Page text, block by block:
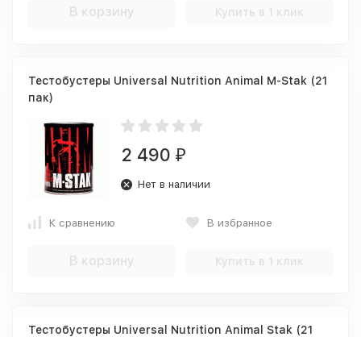
В корзину Купить в 1 клик
Тестобустеры Universal Nutrition Animal M-Stak (21
пак)
2 490 ₽
Нет в наличии
К сравнению В избранное
В корзину Купить в 1 клик
Тестобустеры Universal Nutrition Animal Stak (21